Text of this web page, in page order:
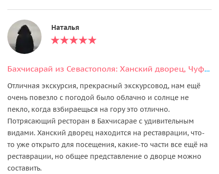
Наталья
Бахчисарай из Севастополя: Ханский дворец, Чуфут-Кале, Скальный монастырь.
Отличная экскурсия, прекрасный экскурсовод, нам ещё
очень повезло с погодой было облачно и солнце не
пекло, когда взбираещься на гору это отлично.
Потрясающий ресторан в Бахчисарае с удивительным
видами. Ханский дворец находится на реставрации, что-
то уже открыто для посещения, какие-то части все ещё на
реставрации, но общее представление о дворце можно
составить.